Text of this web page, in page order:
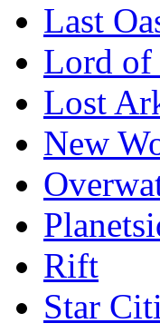
Last
Lord of
Lost
New
Rift
Star